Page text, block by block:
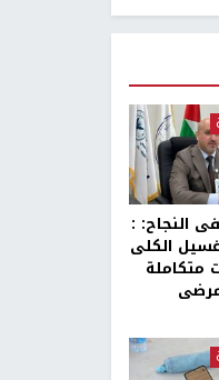
النجاح: :
الكلى
متكاملة